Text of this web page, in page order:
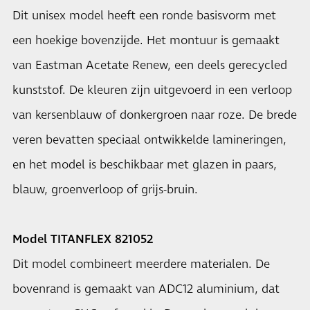
Dit unisex model heeft een ronde basisvorm met
een hoekige bovenzijde. Het montuur is gemaakt
van Eastman Acetate Renew, een deels gerecycled
kunststof. De kleuren zijn uitgevoerd in een verloop
van kersenblauw of donkergroen naar roze. De brede
veren bevatten speciaal ontwikkelde lamineringen,
en het model is beschikbaar met glazen in paars,
blauw, groenverloop of grijs-bruin.
Model TITANFLEX 821052
Dit model combineert meerdere materialen. De
bovenrand is gemaakt van ADC12 aluminium, dat